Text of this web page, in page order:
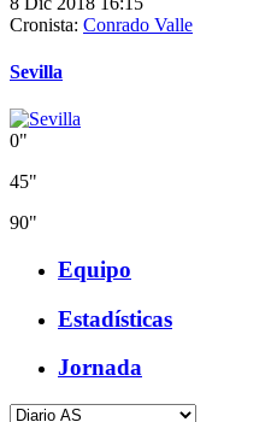
Cronista: Conrado Valle
Sevilla
0"
45"
90"
Equipo
Estadísticas
Jornada